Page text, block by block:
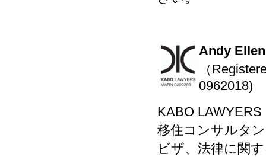
Andy
（
0962018)
KABO
移住コンサルタ
ビザ、法律に関